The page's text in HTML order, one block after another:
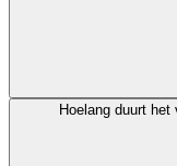
Hoelang duurt